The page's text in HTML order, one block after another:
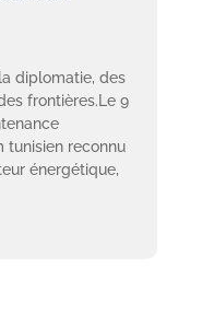
diplomatie, des
frontières.Le 9
tunisien reconnu
énergétique,